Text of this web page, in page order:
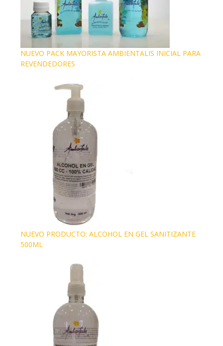
NUEVO PACK MAYORISTA AMBIENTALIS INICIAL PARA
REVENDEDORES
NUEVO PRODUCTO: ALCOHOL EN GEL SANITIZANTE
500ML